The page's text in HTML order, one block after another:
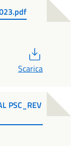
Scarica
PSC_REV